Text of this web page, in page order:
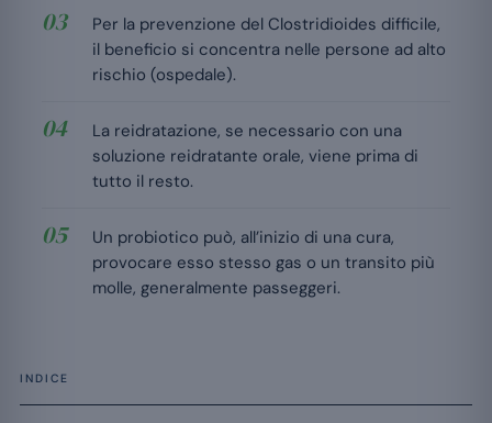
Per la prevenzione del Clostridioides difficile,
il beneficio si concentra nelle persone ad alto
rischio (ospedale).
La reidratazione, se necessario con una
soluzione reidratante orale, viene prima di
tutto il resto.
Un probiotico può, all’inizio di una cura,
provocare esso stesso gas o un transito più
molle, generalmente passeggeri.
INDICE